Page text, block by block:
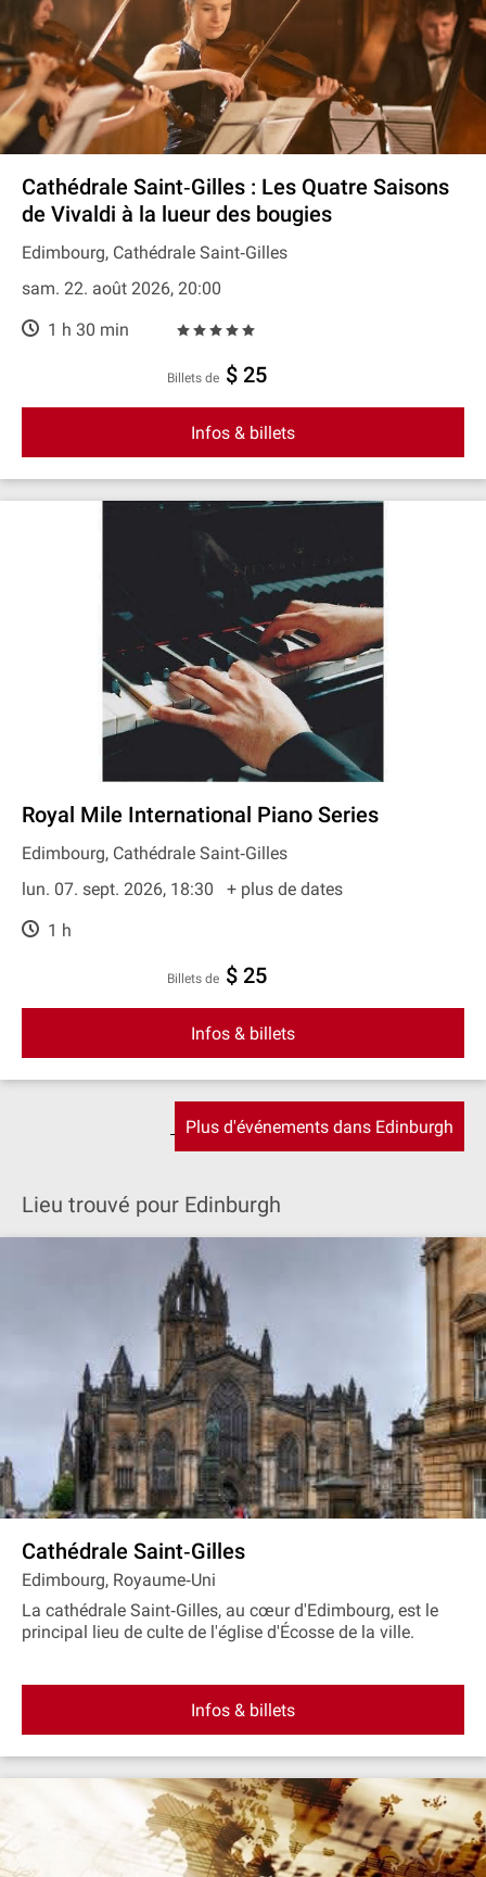
Cathédrale Saint‐Gilles : Les Quatre Saisons
de Vivaldi à la lueur des bougies
Edimbourg, Cathédrale Saint‐Gilles
sam. 22. août 2026, 20:00
1 h 30 min
Billets de $ 25
Infos & billets
Royal Mile International Piano Series
Edimbourg, Cathédrale Saint‐Gilles
lun. 07. sept. 2026, 18:30
+ plus de dates
1 h
Billets de $ 25
Infos & billets
Plus d'événements dans Edinburgh
Lieu trouvé pour Edinburgh
Cathédrale Saint‐Gilles
Edimbourg, Royaume‐Uni
La cathédrale Saint‐Gilles, au cœur d'Edimbourg, est le
principal lieu de culte de l'église d'Écosse de la ville.
Infos & billets